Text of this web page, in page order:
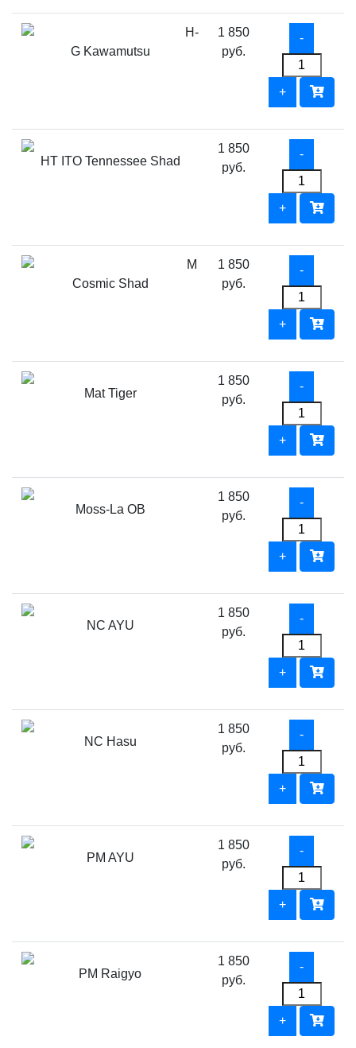
H-
G Kawamutsu
1 850
руб.
HT ITO Tennessee Shad
1 850
руб.
M
Cosmic Shad
1 850
руб.
Mat Tiger
1 850
руб.
Moss-La OB
1 850
руб.
NC AYU
1 850
руб.
NC Hasu
1 850
руб.
PM AYU
1 850
руб.
PM Raigyo
1 850
руб.